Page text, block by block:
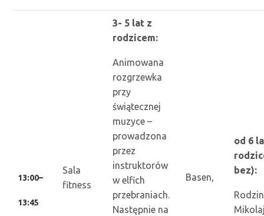
13:00–
13:45
Sala
fitness
3- 5 lat z
rodzicem:
Animowana
rozgrzewka
przy
świątecznej
muzyce –
prowadzona
przez
instruktorów
w elfich
przebraniach.
Następnie na
Basen,
od 6
bez):